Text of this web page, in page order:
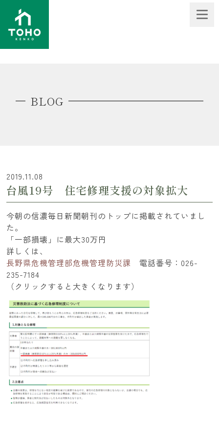
BLOG
2019.11.08
台風19号 住宅修理支援の対象拡大
今朝の信濃毎日新聞朝刊のトップに掲載されていまし
た。
「一部損壊」に最大30万円
詳しくは、
長野県危機管理部危機管理防災課
電話番号：026-
235-7184
（クリックすると大きくなります）